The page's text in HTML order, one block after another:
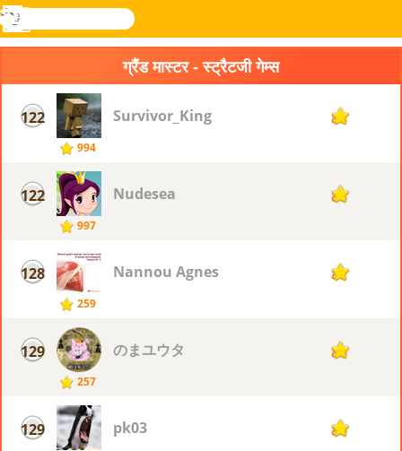
Novel
खोजे
लॉग
मेनू
ग्रैंड मास्टर - स्ट्रैटजी गेम्स
122
994
Survivor_King 88
122
997
Nudesea 88
128
259
Nannou Agnes 87
129
257
のまユウタ 86
129 pk03 86